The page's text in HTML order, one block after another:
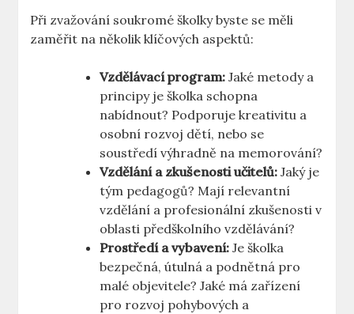
Při zvažování soukromé školky byste se měli
zaměřit na několik klíčových aspektů:
Vzdělávací program: Jaké metody a
principy je školka schopna
nabídnout? Podporuje kreativitu a
osobní rozvoj dětí, nebo se
soustředí výhradně na memorování?
Vzdělání a zkušenosti učitelů: Jaký je
tým pedagogů? Mají relevantní
vzdělání a profesionální zkušenosti v
oblasti předškolního vzdělávání?
Prostředí a vybavení: Je školka
bezpečná, útulná a podnětná pro
malé objevitele? Jaké má zařízení
pro rozvoj pohybových a